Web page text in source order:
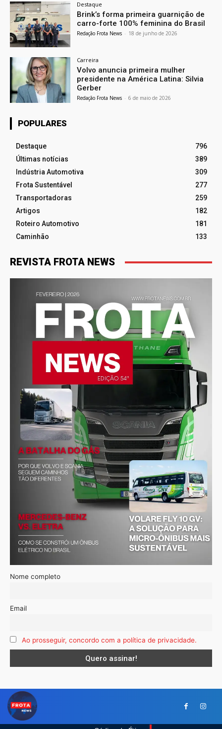
Destaque
Brink’s forma primeira guarnição de
carro-forte 100% feminina do Brasil
Redação Frota News - 18 de junho de 2026
Carreira
Volvo anuncia primeira mulher
presidente na América Latina: Silvia
Gerber
Redação Frota News - 6 de maio de 2026
POPULARES
Destaque
796
Últimas notícias
389
Indústria Automotiva
309
Frota Sustentável
277
Transportadoras
259
Artigos
182
Roteiro Automotivo
181
Caminhão
133
REVISTA FROTA NEWS
Nome completo
Email
Ao prosseguir, concordo com a política de privacidade.